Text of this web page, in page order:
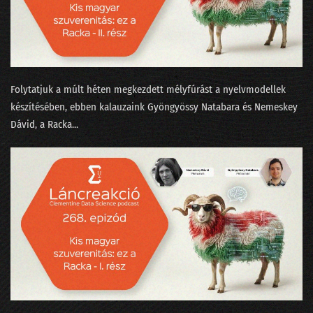
232 - State of AI 2025, avagy az érvelés a sláger
231 - Amikor üvölteni tudnál az AI miatt
229 - A Meta miért dózerol le egy félkész adatközpontot?
228 - Arcra érkezés egy puhább leszállópályán
227 - Eljön-e a 100%-os munkanélküliség?
226 - Az LLM eltörli a népítéletet és a beandandó dolgozatokat?
225 - Van-e AI az LLM-en túl?
224 - Mindenki az AI lufiról beszél, jön a durranás?
223 - Szemfényvesztés és fifika-verseny az MI világában
222 - Minervával a Szingli Unikornis Part felé
Folytatjuk a múlt héten megkezdett mélyfúrást a nyelvmodellek
készítésében, ebben kalauzaink ⁠Gyöngyössy Natabara⁠⁠ és ⁠⁠Nemeskey
Dávid⁠⁠, a ⁠Racka...